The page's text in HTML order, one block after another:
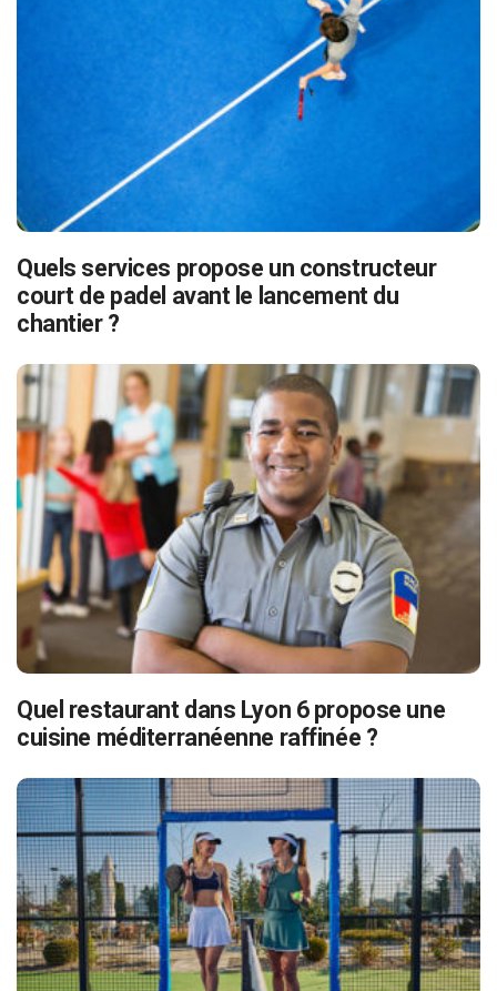
Quels services propose un constructeur
court de padel avant le lancement du
chantier ?
Quel restaurant dans Lyon 6 propose une
cuisine méditerranéenne raffinée ?